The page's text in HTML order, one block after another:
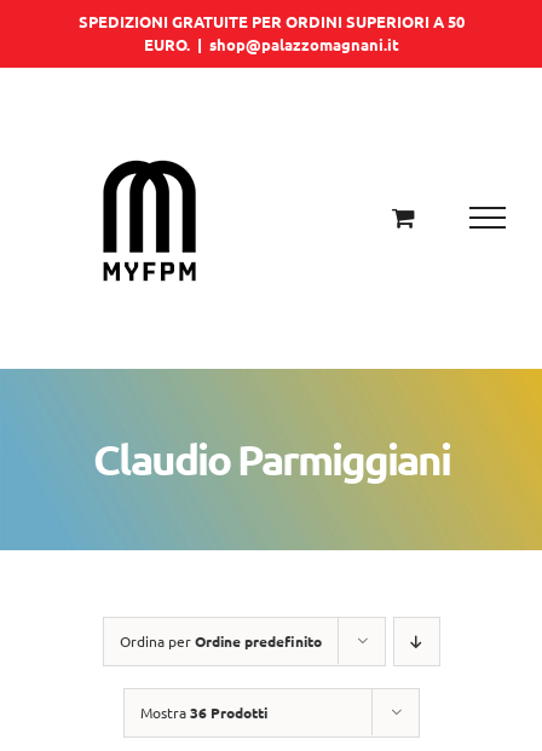
SPEDIZIONI GRATUITE PER ORDINI SUPERIORI A 50
EURO. | shop@palazzomagnani.it
Claudio Parmiggiani
Ordina perOrdine predefinito
Mostra36 Prodotti